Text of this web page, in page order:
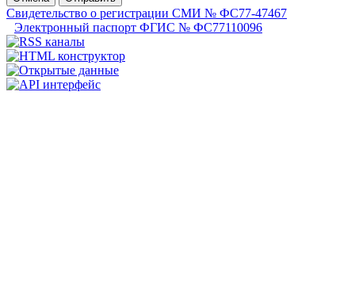
Свидетельство о регистрации СМИ № ФС77-47467
Электронный паспорт ФГИС № ФС77110096